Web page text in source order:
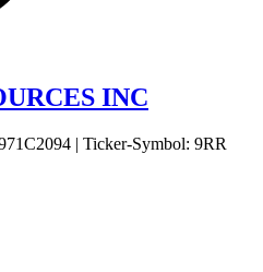
INC
| Ticker-Symbol: 9RR